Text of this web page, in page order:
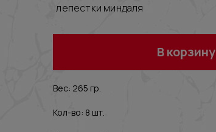
лепестки миндаля
В корзину
Вес: 265 гр.
Кол-во: 8 шт.